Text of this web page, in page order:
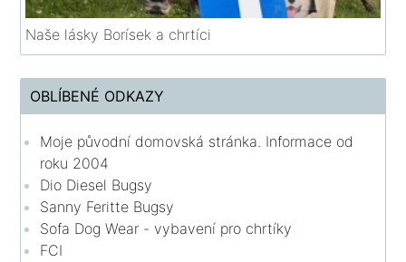
Naše lásky Borísek a chrtíci
OBLÍBENÉ ODKAZY
Moje původní domovská stránka. Informace od
roku 2004
Dio Diesel Bugsy
Sanny Feritte Bugsy
Sofa Dog Wear - vybavení pro chrtíky
FCI